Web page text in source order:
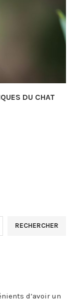
DU CHAT
RECHERCHER
d’avoir un